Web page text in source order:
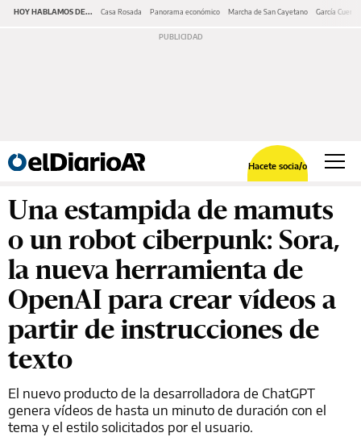
HOY HABLAMOS DE... Casa Rosada Panorama económico Marcha de San Cayetano García Cuerva
Hacete socia/o
Una estampida de mamuts
o un robot ciberpunk: Sora,
la nueva herramienta de
OpenAI para crear vídeos a
partir de instrucciones de
texto
El nuevo producto de la desarrolladora de ChatGPT
genera vídeos de hasta un minuto de duración con el
tema y el estilo solicitados por el usuario.